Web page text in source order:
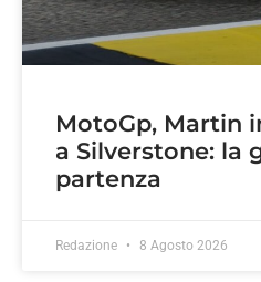
MotoGp, Martin
a Silverstone: la
partenza
Redazione 8 Agosto 2026